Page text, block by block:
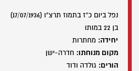
נפל ביום כ"ז בתמוז תרצ"ו (17/07/1936)
בן 22 במותו
יחידה: מחתרות
מקום מנוחתו: חדרה-ישן
הורים: גולדה ודוד